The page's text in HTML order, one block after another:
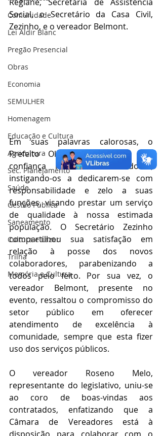
Comunidade
Lei Aldir Blanc
Pregão Presencial
Obras
Economia
SEMULHER
Homenagem
Educação e Cultura
Agricultura
Sec. Planejamento
Saúde
Gestão Pública
Saneamento
Cultura e Lazer
Trilha
Memória e Cultura
Social, o Secretário da Casa Civil,
Zezinho, e o vereador Belmont.
Em suas palavras calorosas, o
Prefeito Olavinho expressou sua
confiança nos novos servidores,
instigando-os a dedicarem-se com
responsabilidade e zelo a suas
funções, visando prestar um serviço
de qualidade à nossa estimada
população. O Secretário Zezinho
compartilhou sua satisfação em
relação à posse dos novos
colaboradores, parabenizando a
todos pelo feito. Por sua vez, o
vereador Belmont, presente no
evento, ressaltou o compromisso do
setor público em oferecer
atendimento de excelência à
comunidade, sempre que esta fizer
uso dos serviços públicos.
O vereador Roseno Melo,
representante do legislativo, uniu-se
ao coro de boas-vindas aos
contratados, enfatizando que a
Câmara de Vereadores está à